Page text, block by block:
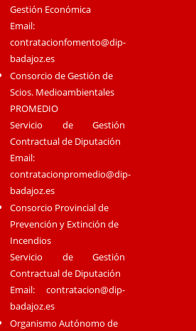
Gestión Económica
Email:
contratacionfomento@dip-
badajoz.es
Consorcio de Gestión de
Scios. Medioambientales
PROMEDIO
Servicio de Gestión
Contractual de Diputación
Email:
contratacionpromedio@dip-
badajoz.es
Consorcio Provincial de
Prevención y Extinción de
Incendios
Servicio de Gestión
Contractual de Diputación
Email:contratacion@dip-
badajoz.es
Organismo Autónomo de